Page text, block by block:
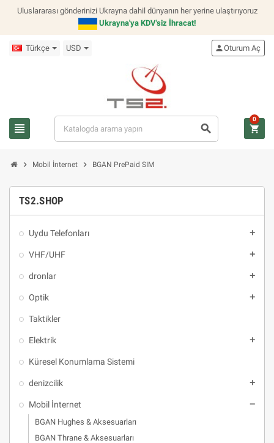
Uluslararası gönderinizi Ukrayna dahil dünyanın her yerine ulaştırıyoruz
Ukrayna'ya KDV'siz İhracat!
Türkçe USD
view_headline search
personOturum Aç
shopping_cart
0
chevron_right Mobil İnternet chevron_right BGAN PrePaid SIM
TS2.SHOP
Uydu Telefonları add
VHF/UHF add
dronlar add
Optik add
Taktikler
Elektrik add
Küresel Konumlama Sistemi
denizcilik add
Mobil İnternet remove
BGAN Hughes & Aksesuarları
BGAN Thrane & Aksesuarları